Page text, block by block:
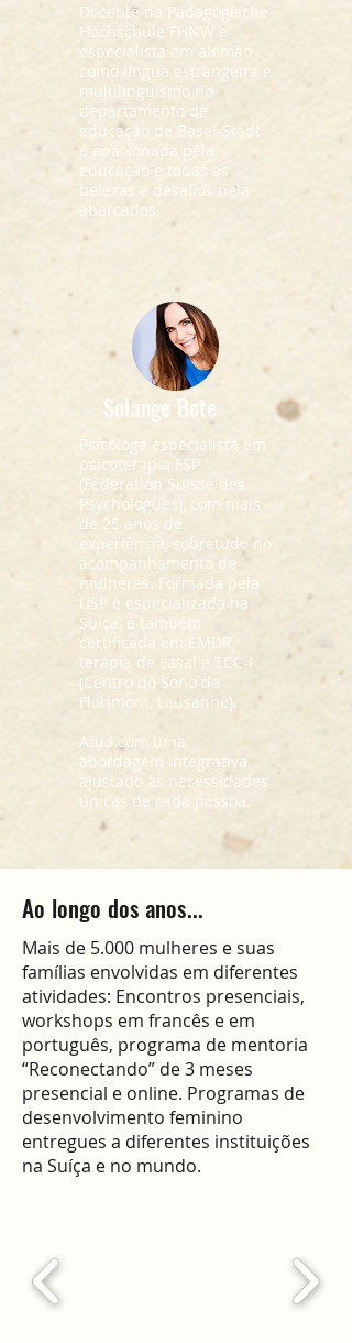
Docente na Pädagogische
Hochschule FHNW e
especialista em alemão
como língua estrangeira e
multilinguismo no
departamento de
educação de Basel-Stadt
é apaixonada pela
educação e todas as
belezas e desafios nela
abarcados.
Solange Bote
Psicóloga especialista em
psicoterapia FSP
(Fédération Suisse des
Psychologues), com mais
de 25 anos de
experiência, sobretudo no
acompanhamento de
mulheres. Formada pela
USP e especializada na
Suíça, é também
certificada em EMDR,
terapia de casal e TCC-I
(Centro do Sono de
Florimont, Lausanne).
Atua com uma
abordagem integrativa,
ajustado às necessidades
únicas de cada pessoa.
Ao longo dos anos...
Mais de 5.000 mulheres e suas
famílias envolvidas em diferentes
atividades: Encontros presenciais,
workshops em francês e em
português, programa de mentoria
“Reconectando” de 3 meses
presencial e online. Programas de
desenvolvimento feminino
entregues a diferentes instituições
na Suíça e no mundo.